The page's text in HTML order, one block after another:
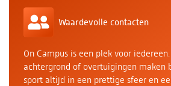
Waardevolle contacten
On Campus is een plek voor
achtergrond of overtuigingen maken
sport altijd in een prettige sfeer en